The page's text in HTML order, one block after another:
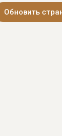
Обновить